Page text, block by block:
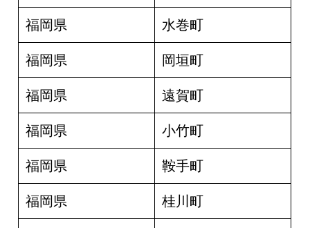
福岡県 水巻町
福岡県 岡垣町
福岡県 遠賀町
福岡県 小竹町
福岡県 鞍手町
福岡県 桂川町